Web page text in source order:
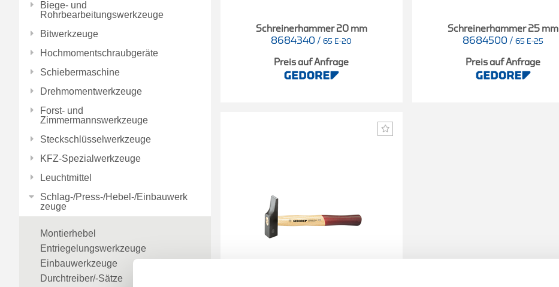
Biege- und
Rohrbearbeitungswerkzeuge
Bitwerkzeuge
Hochmomentschraubgeräte
Schiebermaschine
Drehmomentwerkzeuge
Forst- und
Zimmermannswerkzeuge
Steckschlüsselwerkzeuge
KFZ-Spezialwerkzeuge
Leuchtmittel
Schlag-/Press-/Hebel-/Einbauwerk
zeuge
Montierhebel
Entriegelungswerkzeuge
Einbauwerkzeuge
Durchtreiber/-Sätze
Schreinerhammer 20 mm
8684340 / 65 E-20
Preis auf Anfrage
Schreinerhammer 25 mm
8684500 / 65 E-25
Preis auf Anfrage